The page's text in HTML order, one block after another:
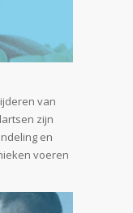
van
zijn
en
voeren